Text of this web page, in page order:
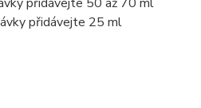
přidávejte 50 až 70 ml
přidávejte 25 ml